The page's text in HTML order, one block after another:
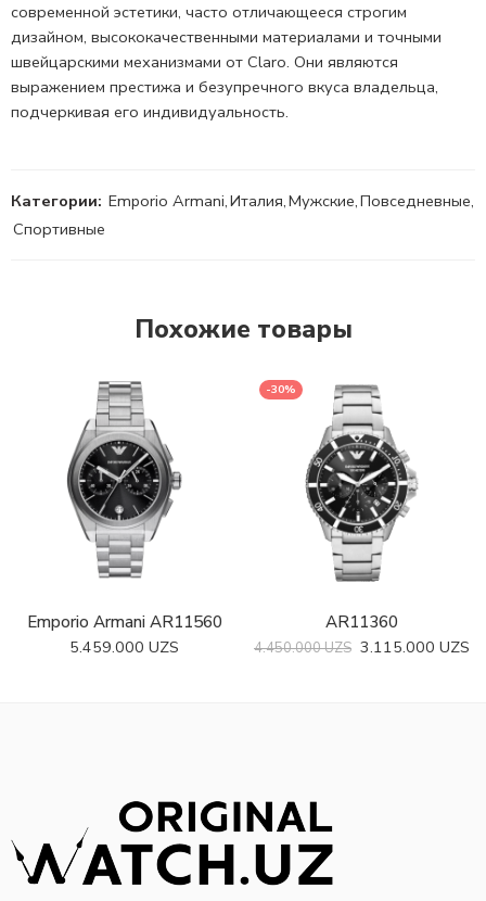
современной эстетики, часто отличающееся строгим
дизайном, высококачественными материалами и точными
швейцарскими механизмами от Claro. Они являются
выражением престижа и безупречного вкуса владельца,
подчеркивая его индивидуальность.
Категории: Emporio Armani,Италия,Мужские,Повседневные,
Спортивные
Похожие товары
Emporio Armani AR11560
5.459.000 UZS
-30%
AR11360
4.450.000UZS 3.115.000 UZS
Наручные